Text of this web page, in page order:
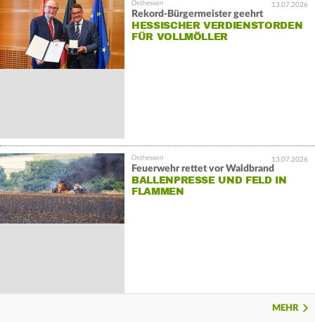
13.07.2026
Rekord-Bürgermeister geehrt
HESSISCHER VERDIENSTORDEN
FÜR VOLLMÖLLER
13.07.2026
Feuerwehr rettet vor Waldbrand
BALLENPRESSE UND FELD IN
FLAMMEN
MEHR